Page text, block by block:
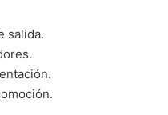
salida.